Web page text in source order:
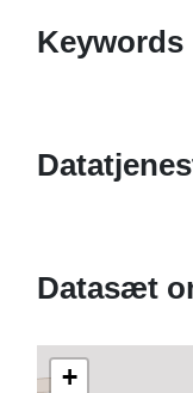
Keywords
Datasæt
+